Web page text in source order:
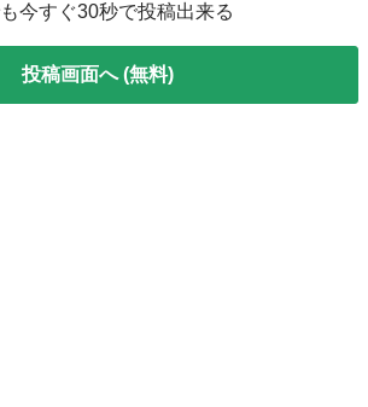
今すぐ30秒で投稿出来る
投稿画面へ (無料)